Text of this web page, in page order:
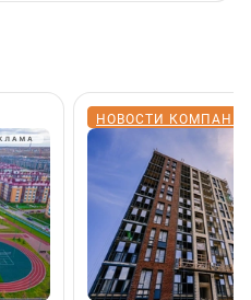
НОВОСТИ